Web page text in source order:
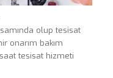
olup tesisat
onarım bakım
tesisat hizmeti